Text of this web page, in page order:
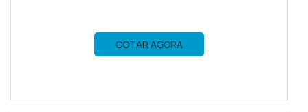
COTAR AGORA